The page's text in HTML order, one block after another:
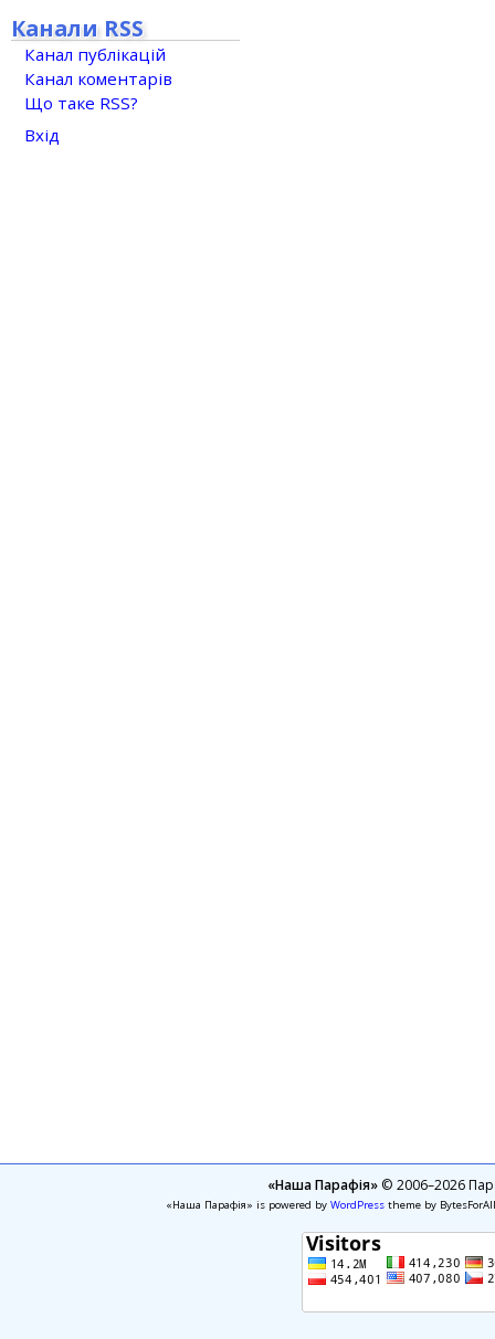
Канали RSS
Канал публікацій
Канал коментарів
Що таке RSS?
Вхід
«Наша Парафія»© 2006–2026
«Наша Парафія» is powered by WordPresstheme by